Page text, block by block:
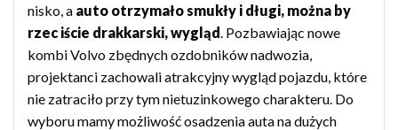
nisko, a auto otrzymało smukły i długi, można by
rzec iście drakkarski, wygląd. Pozbawiając nowe
kombi Volvo zbędnych ozdobników nadwozia,
projektanci zachowali atrakcyjny wygląd pojazdu, które
nie zatraciło przy tym nietuzinkowego charakteru. Do
wyboru mamy możliwość osadzenia auta na dużych